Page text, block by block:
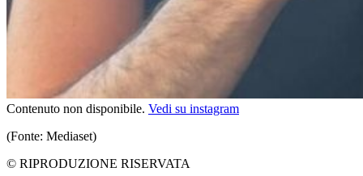
Contenuto non disponibile. Vedi su instagram
(Fonte: Mediaset)
© RIPRODUZIONE RISERVATA